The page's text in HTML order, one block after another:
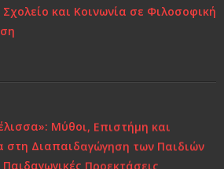
και Κοινωνία σε Φιλοσοφική
Μύθοι, Επιστήμη και
στη Διαπαιδαγώγηση των Παιδιών
Προεκτάσεις